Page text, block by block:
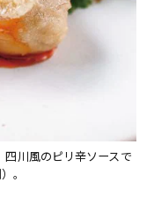
四川風のピリ辛ソースで
。